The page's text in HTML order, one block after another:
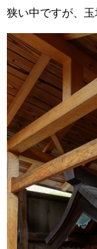
狭い中ですが、玉